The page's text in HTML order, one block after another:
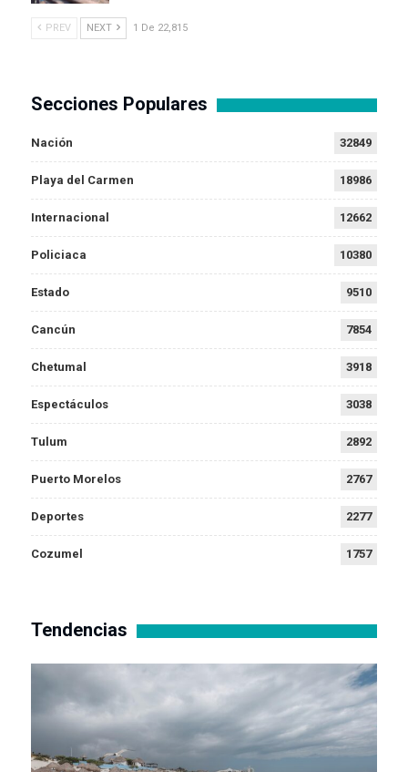
PREV NEXT 1 De 22,815
Secciones Populares
Nación 32849
Playa del Carmen 18986
Internacional 12662
Policiaca 10380
Estado 9510
Cancún 7854
Chetumal 3918
Espectáculos 3038
Tulum 2892
Puerto Morelos 2767
Deportes 2277
Cozumel 1757
Tendencias